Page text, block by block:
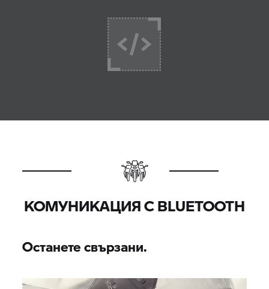
КОМУНИКАЦИЯ С BLUETOOTH
Останете свързани.